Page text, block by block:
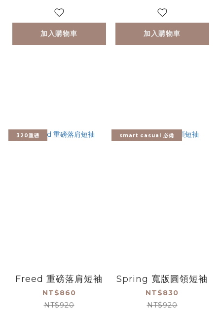
加入購物車 加入購物車
320重磅
Freed 重磅落肩短袖
NT$860
NT$920
smart casual 必備
Spring 寬版圓領短袖
NT$830
NT$920